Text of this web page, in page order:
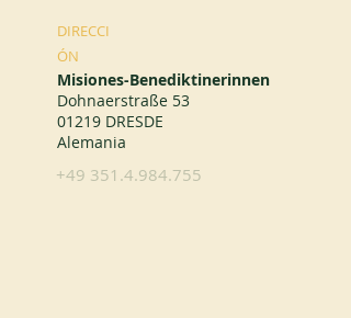
DIRECCI
ÓN
Misiones-Benediktinerinnen
Dohnaerstraße 53
01219 DRESDE
Alemania
+49 351.4.984.755